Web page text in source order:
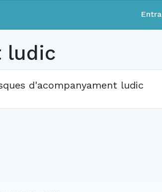
Entra
ludic
d'acompanyament ludic